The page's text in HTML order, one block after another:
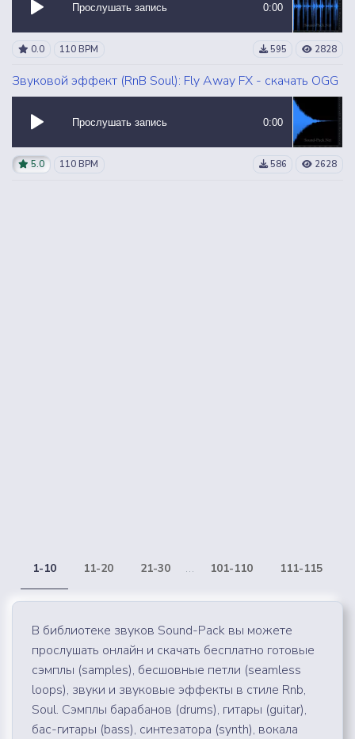
Прослушать запись 0:00
0.0 110 BPM 595 2828
Звуковой эффект (RnB Soul): Fly Away FX - скачать OGG
Прослушать запись 0:00
5.0 110 BPM 586 2628
1-10 11-20 21-30 ... 101-110 111-115
В библиотеке звуков Sound-Pack вы можете
прослушать онлайн и скачать бесплатно готовые
сэмплы (samples), бесшовные петли (seamless
loops), звуки и звуковые эффекты в стиле Rnb,
Soul. Сэмплы барабанов (drums), гитары (guitar),
бас-гитары (bass), синтезатора (synth), вокала